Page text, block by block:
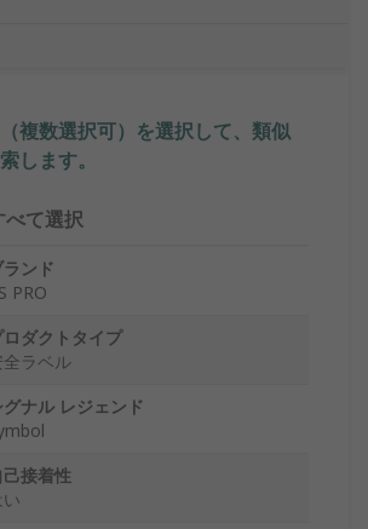
複数選択可）を選択して、類似
します。
べて選択
ランド
PRO
ロダクトタイプ
全ラベル
グナル レジェンド
己接着性